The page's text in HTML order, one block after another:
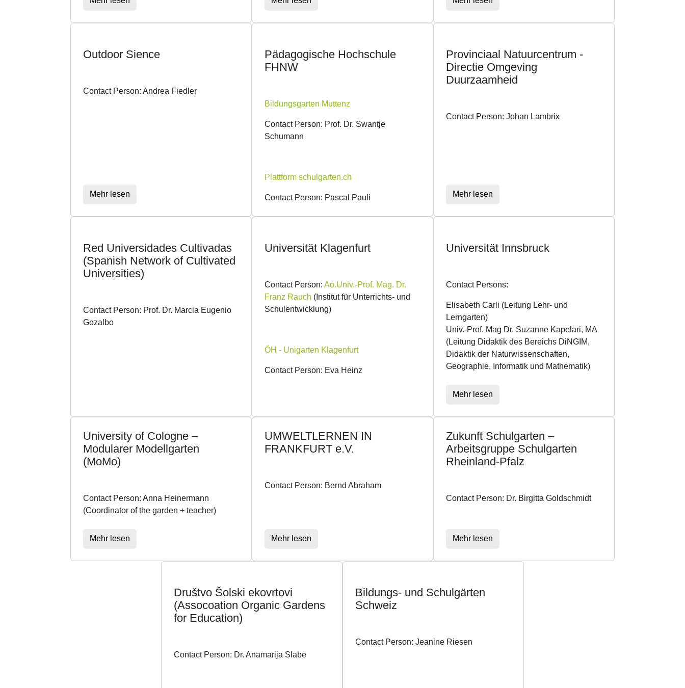
Outdoor Sience
Contact Person: Andrea Fiedler
Mehr lesen
Pädagogische Hochschule
FHNW
Bildungsgarten Muttenz
Contact Person: Prof. Dr. Swantje
Schumann
Plattform schulgarten.ch
Contact Person: Pascal Pauli
Provinciaal Natuurcentrum -
Directie Omgeving
Duurzaamheid
Contact Person: Johan Lambrix
Mehr lesen
Red Universidades Cultivadas
(Spanish Network of Cultivated
Universities)
Contact Person: Prof. Dr. Marcia Eugenio
Gozalbo
Universität Klagenfurt
Contact Person: Ao.Univ.-Prof. Mag. Dr.
Franz Rauch (Institut für Unterrichts- und
Schulentwicklung)
ÖH - Unigarten Klagenfurt
Contact Person: Eva Heinz
Universität Innsbruck
Contact Persons:
Elisabeth Carli (Leitung Lehr- und
Lerngarten)
Univ.-Prof. Mag Dr. Suzanne Kapelari, MA
(Leitung Didaktik des Bereichs DiNGIM,
Didaktik der Naturwissenschaften,
Geographie, Informatik und Mathematik)
Mehr lesen
University of Cologne –
Modularer Modellgarten
(MoMo)
Contact Person: Anna Heinermann
(Coordinator of the garden + teacher)
Mehr lesen
UMWELTLERNEN IN
FRANKFURT e.V.
Contact Person: Bernd Abraham
Mehr lesen
Zukunft Schulgarten –
Arbeitsgruppe Schulgarten
Rheinland-Pfalz
Contact Person: Dr. Birgitta Goldschmidt
Mehr lesen
Društvo Šolski ekovrtovi
(Assocoation Organic Gardens
for Education)
Contact Person: Dr. Anamarija Slabe
Bildungs- und Schulgärten
Schweiz
Contact Person: Jeanine Riesen